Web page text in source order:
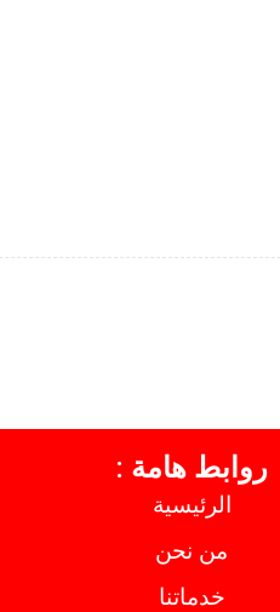
روابط هامة :
الرئيسية
من نحن
خدماتنا